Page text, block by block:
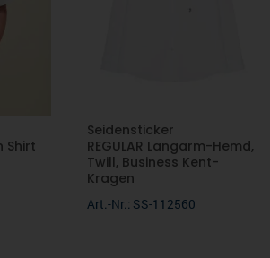
Shirt
Seidensticker
REGULAR Langarm-Hemd,
Twill, Business Kent-
Kragen
Art.-Nr.: SS-112560